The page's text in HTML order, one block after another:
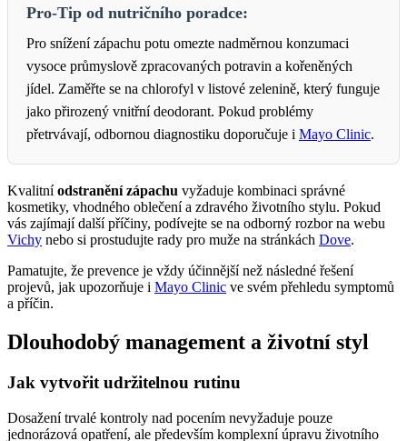
Pro-Tip od nutričního poradce:
Pro snížení zápachu potu omezte nadměrnou konzumaci
vysoce průmyslově zpracovaných potravin a kořeněných
jídel. Zaměřte se na chlorofyl v listové zelenině, který funguje
jako přirozený vnitřní deodorant. Pokud problémy
přetrvávají, odbornou diagnostiku doporučuje i Mayo Clinic.
Kvalitníodstranění zápachu vyžaduje kombinaci správné
kosmetiky, vhodného oblečení a zdravého životního stylu. Pokud
vás zajímají další příčiny, podívejte se na odborný rozbor na webu
Vichy nebo si prostudujte rady pro muže na stránkách Dove.
Pamatujte, že prevence je vždy účinnější než následné řešení
projevů, jak upozorňuje i Mayo Clinic ve svém přehledu symptomů
a příčin.
Dlouhodobý management a životní styl
Jak vytvořit udržitelnou rutinu
Dosažení trvalé kontroly nad pocením nevyžaduje pouze
jednorázová opatření, ale především komplexní úpravu životního